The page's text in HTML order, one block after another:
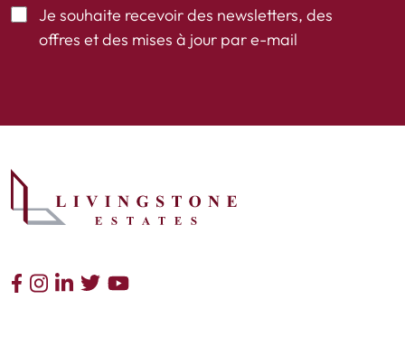
Je souhaite recevoir des newsletters, des
offres et des mises à jour par e-mail